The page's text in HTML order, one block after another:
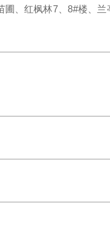
圃、红枫林7、8#楼、兰